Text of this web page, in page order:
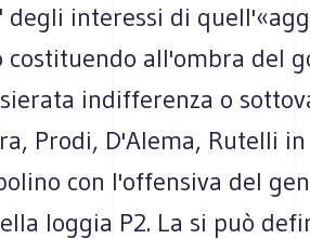
interessi di
costituendo all'ombra del
indifferenza o
Prodi, D'Alema, Rutelli
con l'offensiva del
loggia P2. La si può